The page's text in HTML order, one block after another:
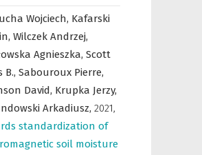
Wojciech, Kafarski
Wilczek Andrzej,
Agnieszka, Scott
B., Sabouroux Pierre,
David, Krupka Jerzy,
Arkadiusz, 2021,
standardization of
soil moisture